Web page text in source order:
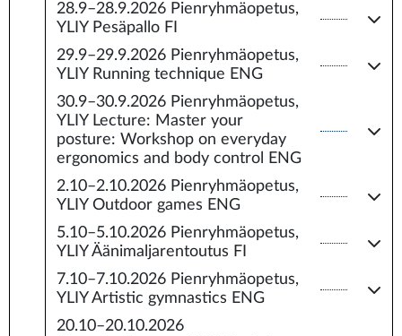
28.9–28.9.2026 Pienryhmäopetus,
YLIY Pesäpallo FI
29.9–29.9.2026 Pienryhmäopetus,
YLIY Running technique ENG
30.9–30.9.2026 Pienryhmäopetus,
YLIY Lecture: Master your
posture: Workshop on everyday
ergonomics and body control ENG
2.10–2.10.2026 Pienryhmäopetus,
YLIY Outdoor games ENG
5.10–5.10.2026 Pienryhmäopetus,
YLIY Äänimaljarentoutus FI
7.10–7.10.2026 Pienryhmäopetus,
YLIY Artistic gymnastics ENG
20.10–20.10.2026